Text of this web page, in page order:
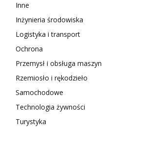
Inne
Inżynieria środowiska
Logistyka i transport
Ochrona
Przemysł i obsługa maszyn
Rzemiosło i rękodzieło
Samochodowe
Technologia żywności
Turystyka